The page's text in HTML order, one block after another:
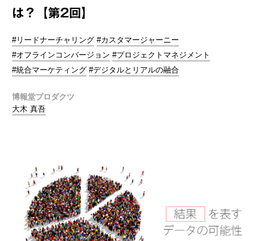
は？【第2回】
#リードナーチャリング #カスタマージャーニー
#オフラインコンバージョン #プロジェクトマネジメント
#統合マーケティング #デジタルとリアルの融合
博報堂プロダクツ
大木 真吾